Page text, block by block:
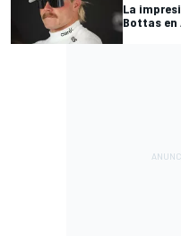
La
Bottas